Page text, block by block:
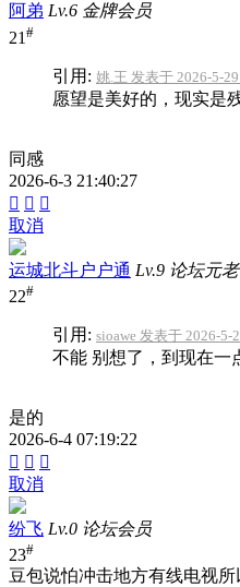
阿弟 Lv.6 金牌会员
21 #
引用: 姚.王 发表于 2026-5-
愿望是美好的，现实是
同感
2026-6-3 21:40:27
  
取消
运城北斗户户通 Lv.9 论坛元
22#
引用: sioawe 发表于 2026-5-
不能 别想了，到现在一
是的
2026-6-4 07:19:22
  
取消
纷飞 Lv.0 论坛会员
23#
豆包说怕冲击地方有线电视